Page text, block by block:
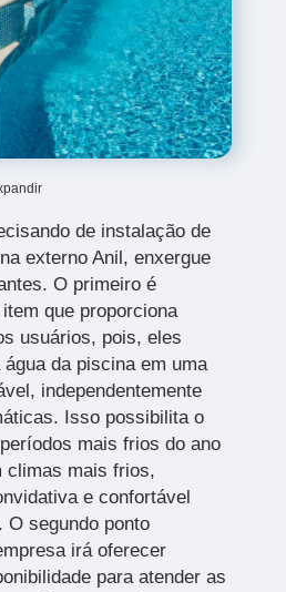
de instalação de
externo Anil, enxergue
O primeiro é
que proporciona
usuários, pois, eles
da piscina em uma
independentemente
Isso possibilita o
mais frios do ano
climas mais frios,
e confortável
O segundo ponto
irá oferecer
para atender as